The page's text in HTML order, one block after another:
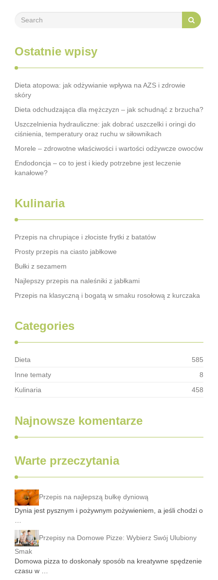
Ostatnie wpisy
Dieta atopowa: jak odżywianie wpływa na AZS i zdrowie
skóry
Dieta odchudzająca dla mężczyzn – jak schudnąć z brzucha?
Uszczelnienia hydrauliczne: jak dobrać uszczelki i oringi do
ciśnienia, temperatury oraz ruchu w siłownikach
Morele – zdrowotne właściwości i wartości odżywcze owoców
Endodoncja – co to jest i kiedy potrzebne jest leczenie
kanałowe?
Kulinaria
Przepis na chrupiące i złociste frytki z batatów
Prosty przepis na ciasto jabłkowe
Bułki z sezamem
Najlepszy przepis na naleśniki z jabłkami
Przepis na klasyczną i bogatą w smaku rosołową z kurczaka
Categories
Dieta
585
Inne tematy
8
Kulinaria
458
Najnowsze komentarze
Warte przeczytania
Przepis na najlepszą bułkę dyniową
Dynia jest pysznym i pożywnym pożywieniem, a jeśli chodzi o
…
Przepisy na Domowe Pizze: Wybierz Swój Ulubiony
Smak
Domowa pizza to doskonały sposób na kreatywne spędzenie
czasu w …